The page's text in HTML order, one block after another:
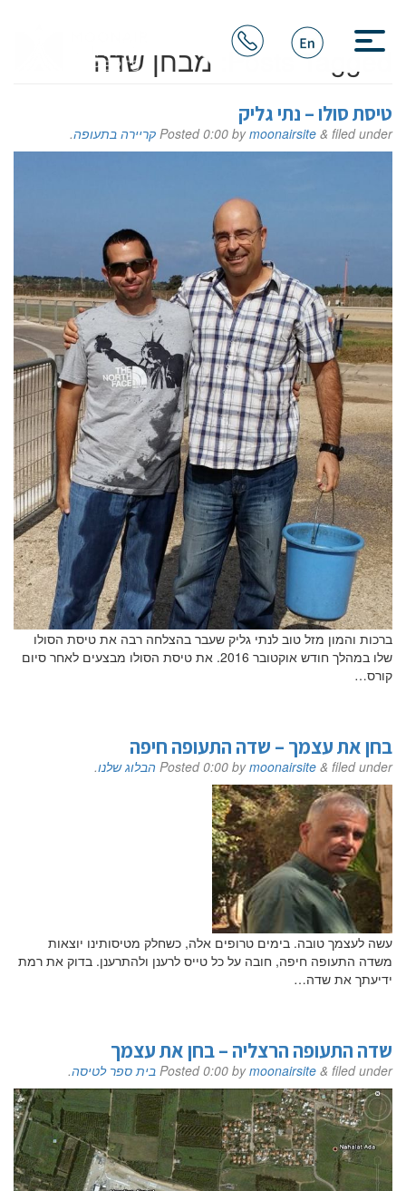
Posts Tagged: מבחן שדה
טיסת סולו – נתי גליק
Posted0:00 bymoonairsite & filed under קריירה בתעופה.
ברכות והמון מזל טוב לנתי גליק שעבר בהצלחה רבה את טיסת הסולו
שלו במהלך חודש אוקטובר 2016. את טיסת הסולו מבצעים לאחר סיום
קורס…
בחן את עצמך – שדה התעופה חיפה
Posted0:00 bymoonairsite & filed under הבלוג שלנו.
עשה לעצמך טובה. בימים טרופים אלה, כשחלק מטיסותינו יוצאות
משדה התעופה חיפה, חובה על כל טייס לרענן ולהתרענן. בדוק את רמת
ידיעתך את שדה…
שדה התעופה הרצליה – בחן את עצמך
Posted0:00 bymoonairsite & filed under בית ספר לטיסה.